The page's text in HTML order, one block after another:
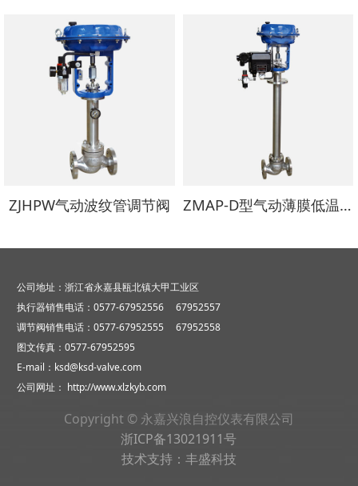
ZJHPW气动波纹管调节阀 ZMAP-D型气动薄膜低温调节阀
公司地址：浙江省永嘉县瓯北镇大甲工业区
执行器销售电话：0577-67952556 67952557
调节阀销售电话：0577-67952555 67952558
图文传真：0577-67952595
E-mail：ksd@ksd-valve.com
公司网址： http://www.xlzkyb.com
Copyright © 永嘉兴浪自控仪表有限公司
浙ICP备13021911号
技术支持： 丰盛科技